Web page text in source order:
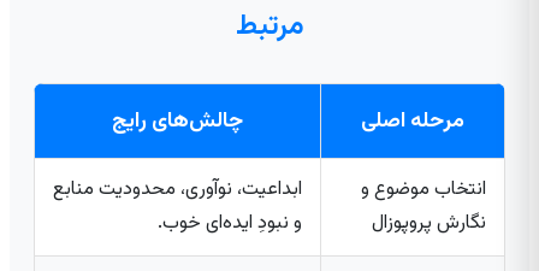
مرتبط
مرحله اصلی چالش‌های رایج
انتخاب موضوع و
نگارش پروپوزال
ابداعیت، نوآوری، محدودیت منابع
و نبودِ ایده‌ای خوب.